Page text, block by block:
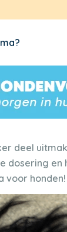
deel
en
voor honden!